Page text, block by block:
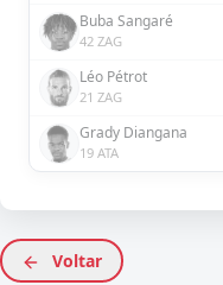
Buba Sangaré
42 ZAG
Léo Pétrot
21 ZAG
Grady Diangana
19 ATA
Voltar